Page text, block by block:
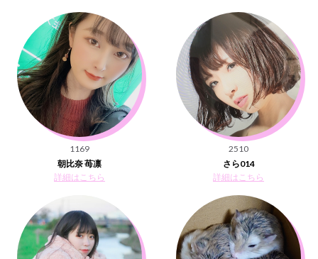
1169
朝比奈 苺凛
詳細はこちら
2510
さら014
詳細はこちら